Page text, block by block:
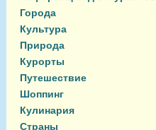
Города
Культура
Природа
Курорты
Путешествие
Шоппинг
Кулинария
Страны